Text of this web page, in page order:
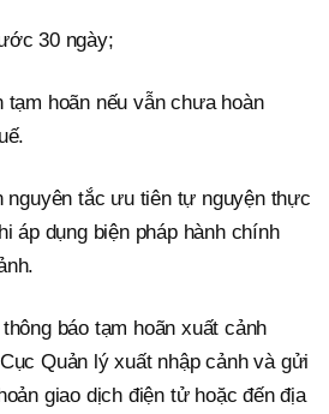
30 ngày;
hoãn nếu vẫn chưa hoàn
nguyên tắc ưu tiên tự nguyện thực
áp dụng biện pháp hành chính
báo tạm hoãn xuất cảnh
Quản lý xuất nhập cảnh và gửi
giao dịch điện tử hoặc đến địa